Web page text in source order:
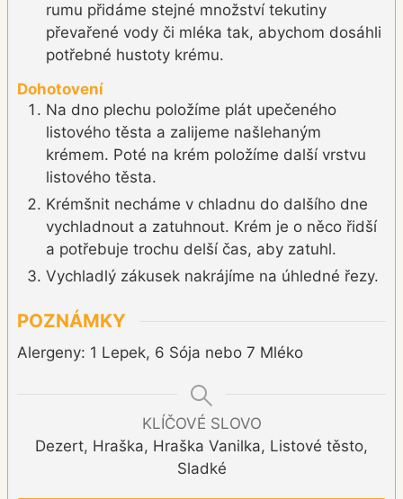
rumu přidáme stejné množství tekutiny
převařené vody či mléka tak, abychom dosáhli
potřebné hustoty krému.
Dohotovení
Na dno plechu položíme plát upečeného
listového těsta a zalijeme našlehaným
krémem. Poté na krém položíme další vrstvu
listového těsta.
Krémšnit necháme v chladnu do dalšího dne
vychladnout a zatuhnout. Krém je o něco řidší
a potřebuje trochu delší čas, aby zatuhl.
Vychladlý zákusek nakrájíme na úhledné řezy.
POZNÁMKY
Alergeny: 1 Lepek, 6 Sója nebo 7 Mléko
KLÍČOVÉ SLOVO
Dezert, Hraška, Hraška Vanilka, Listové těsto,
Sladké